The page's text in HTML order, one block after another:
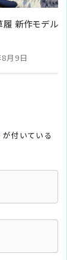
履 新作モデル
月9日
が付いている